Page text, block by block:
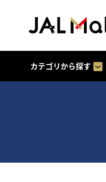
カテゴリから探す